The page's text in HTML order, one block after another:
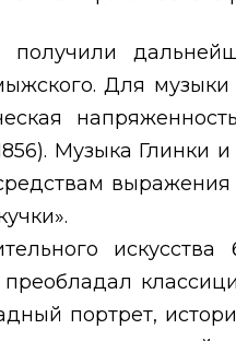
Для
Музыка Глинки
выражения
портрет,